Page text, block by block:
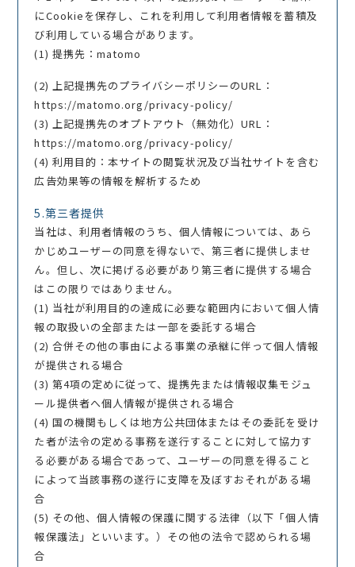
にCookieを保存し、これを利用して利用者情報を蓄積及
び利用している場合があります。
(1) 提携先：matomo
(2) 上記提携先のプライバシーポリシーのURL：
https://matomo.org/privacy-policy/
(3) 上記提携先のオプトアウト（無効化）URL：
https://matomo.org/privacy-policy/
(4) 利用目的：本サイトの閲覧状況及び当社サイトを含む
広告効果等の情報を解析するため
5.第三者提供
当社は、利用者情報のうち、個人情報については、あら
かじめユーザーの同意を得ないで、第三者に提供しませ
ん。但し、次に掲げる必要があり第三者に提供する場合
はこの限りではありません。
(1) 当社が利用目的の達成に必要な範囲内において個人情
報の取扱いの全部または一部を委託する場合
(2) 合併その他の事由による事業の承継に伴って個人情報
が提供される場合
(3) 第4項の定めに従って、提携先または情報収集モジュ
ール提供者へ個人情報が提供される場合
(4) 国の機関もしくは地方公共団体またはその委託を受け
た者が法令の定める事務を遂行することに対して協力す
る必要がある場合であって、ユーザーの同意を得ること
によって当該事務の遂行に支障を及ぼすおそれがある場
合
(5) その他、個人情報の保護に関する法律（以下「個人情
報保護法」といいます。）その他の法令で認められる場
合